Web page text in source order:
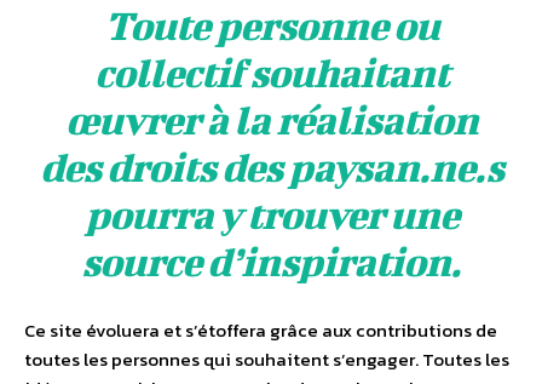
Toute personne ou
collectif souhaitant
œuvrer à la réalisation
des droits des paysan.ne.s
pourra y trouver une
source d’inspiration.
Ce site évoluera et s’étoffera grâce aux contributions de
toutes les personnes qui souhaitent s’engager. Toutes les